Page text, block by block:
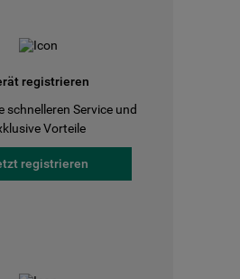
registrieren
schnelleren Service und
Vorteile
registrieren